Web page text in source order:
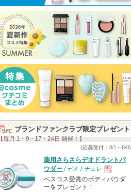
ブランドファンクラブ限定プレゼント
【毎月 1・9・17・24日 開催！】
(応募受付：8/1～8/8)
薬用さらさらデオドラントパ
ウダー / デオナチュレ
現
ベスコス受賞のボディパウダ
ーをプレゼント！